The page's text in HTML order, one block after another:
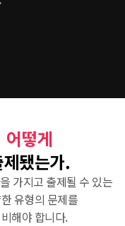
어떻게
됐는가.
가지고 출제될 수 있는
유형의 문제를
해야 합니다.